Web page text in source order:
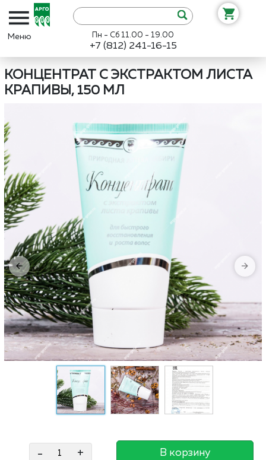
Пн - Сб 11.00 - 19.00
+7 (812) 241-16-15
КОНЦЕНТРАТ С ЭКСТРАКТОМ ЛИСТА
КРАПИВЫ, 150 МЛ
- + В корзину